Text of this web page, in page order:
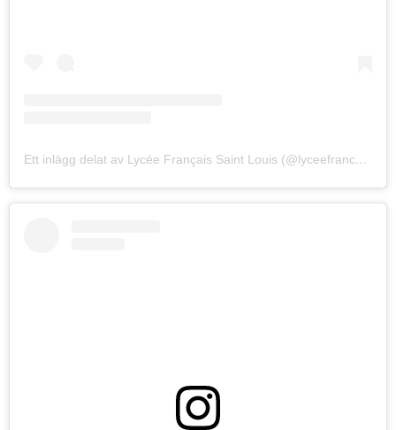
Ett inlägg delat av Lycée Français Saint Louis (@lyceefrancaisstockholm)